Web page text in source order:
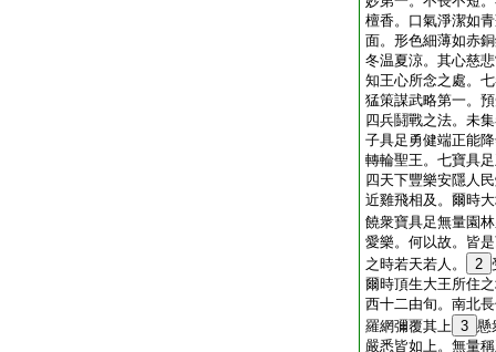
檀香。口氣淨潔如
面。形色細薄如赤
冬温夏涼。其心慈
知王心所念之處。
猛策謀武略第一。
四兵鬪戰之法。未
子具足勇健端正能
轉輪聖王。七寶具
四天下豐樂安隱人
近雞飛相及。爾時
饒衆寶具足無量園
愛樂。何以故。皆
之時若天若人。
2
爾時頂生大王所住
西十二由旬。南北
羅網彌覆其上 3 懸
嚴悉皆如上。無量